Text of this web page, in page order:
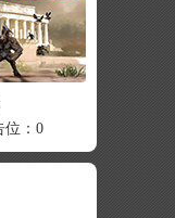
位：0